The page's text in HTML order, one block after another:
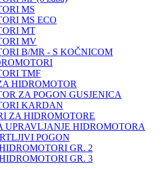
MS
MS ECO
MT
MV
B/MR - S KOČNICOM
TMF
HIDROMOTOR
ZA POGON GUSJENICA
KARDAN
ZA HIDROMOTORE
UPRAVLJANJE HIDROMOTORA
POGON
GR. 2
GR. 3